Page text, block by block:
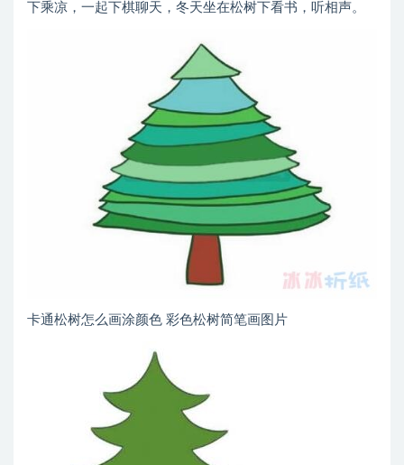
下乘凉，一起下棋聊天，冬天坐在松树下看书，听相声。
卡通松树怎么画涂颜色 彩色松树简笔画图片